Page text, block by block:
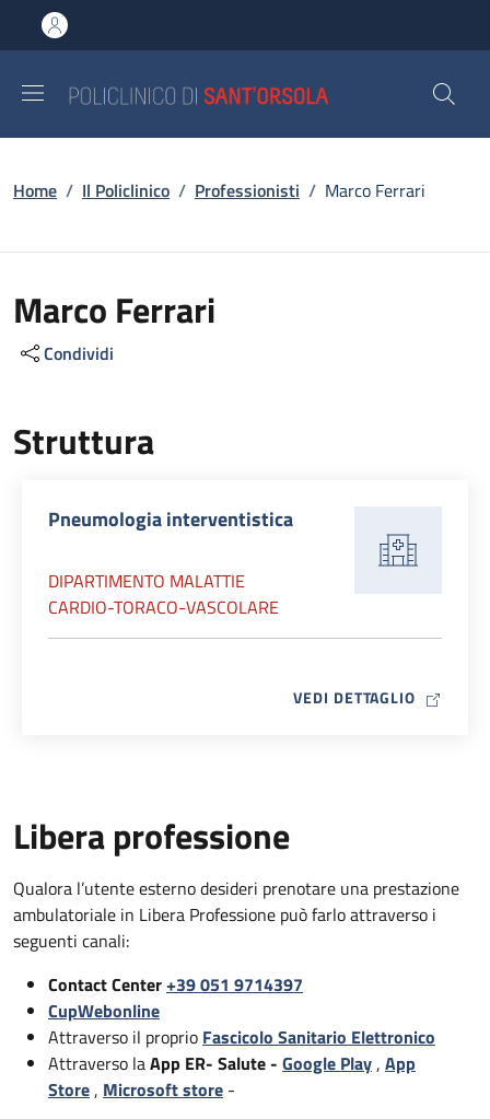
al contenuto principale
to footer content
Briciole di pane
Home / Il Policlinico / Professionisti / Marco Ferrari
Marco Ferrari
Condividi
Struttura
Pneumologia interventistica
DIPARTIMENTO MALATTIE
CARDIO-TORACO-VASCOLARE
VEDI DETTAGLIO MAP ICON
Libera professione
Qualora l’utente esterno desideri prenotare una prestazione
ambulatoriale in Libera Professione può farlo attraverso i
seguenti canali:
Contact Center+39 051 9714397
CupWebonline
Attraverso il proprio Fascicolo Sanitario Elettronico
Attraverso laApp ER- Salute - Google Play, App
Store, Microsoft store -